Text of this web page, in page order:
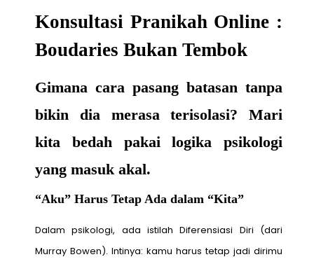
Konsultasi Pranikah Online :
Boudaries Bukan Tembok
Gimana cara pasang batasan tanpa
bikin dia merasa terisolasi? Mari
kita bedah pakai logika psikologi
yang masuk akal.
“Aku” Harus Tetap Ada dalam “Kita”
Dalam psikologi, ada istilah Diferensiasi Diri (dari
Murray Bowen). Intinya: kamu harus tetap jadi dirimu